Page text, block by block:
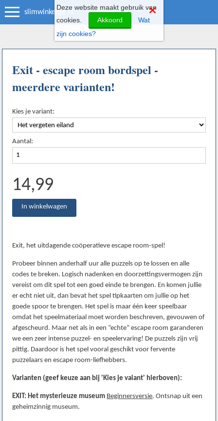
slimwinkeltje.nl
Exit - escape room bordspel -
meerdere varianten!
Kies je variant:
Aantal:
14,99
Exit, het uitdagende coöperatieve escape room-spel!
Probeer binnen anderhalf uur alle puzzels op te lossen en alle
codes te breken. Logisch nadenken en doorzettingsvermogen zijn
vereist om dit spel tot een goed einde te brengen. En komen jullie
er echt niet uit, dan bevat het spel tipkaarten om jullie op het
goede spoor te brengen. Het spel is maar één keer speelbaar
omdat het speelmateriaal moet worden beschreven, gevouwen of
afgescheurd. Maar net als in een “echte” escape room garanderen
we een zeer intense puzzel- en speelervaring! De puzzels zijn vrij
pittig. Daardoor is het spel vooral geschikt voor fervente
puzzelaars en escape room-liefhebbers.
Varianten (geef keuze aan bij 'Kies je vaiant' hierboven):
EXIT: Het mysterieuze museum Beginnersversie. Ontsnap uit een
geheimzinnig museum.
Deze website maakt gebruik van
cookies.
Akkoord
Wat
zijn cookies?